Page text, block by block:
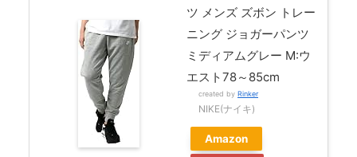
ツ メンズ ズボン トレー
ニング ジョガーパンツ
ミディアムグレー M:ウ
エスト78～85cm
created by Rinker
NIKE(ナイキ)
Amazon